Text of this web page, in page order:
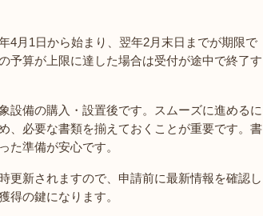
4月1日から始まり、翌年2月末日までが期限で
予算が上限に達した場合は受付が途中で終了す
設備の購入・設置後です。スムーズに進めるに
、必要な書類を揃えておくことが重要です。書
た準備が安心です。
更新されますので、申請前に最新情報を確認し
得の鍵になります。